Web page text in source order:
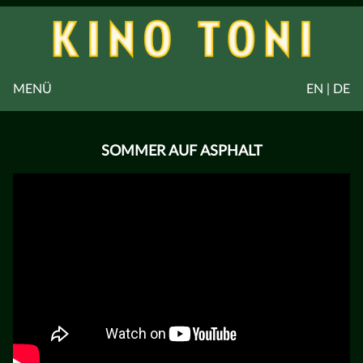
EN | DE
MENÜ
SOMMER AUF ASPHALT